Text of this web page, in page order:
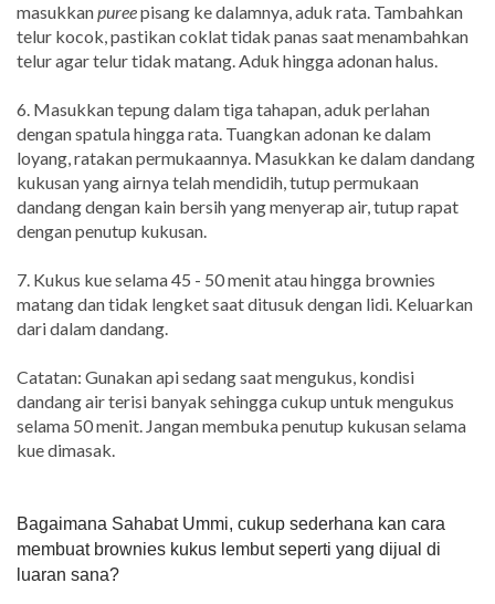
masukkanpureepisang ke dalamnya, aduk rata. Tambahkan
telur kocok, pastikan coklat tidak panas saat menambahkan
telur agar telur tidak matang. Aduk hingga adonan halus.
6. Masukkan tepung dalam tiga tahapan, aduk perlahan
dengan spatula hingga rata. Tuangkan adonan ke dalam
loyang, ratakan permukaannya. Masukkan ke dalam dandang
kukusan yang airnya telah mendidih, tutup permukaan
dandang dengan kain bersih yang menyerap air, tutup rapat
dengan penutup kukusan.
7. Kukus kue selama 45 - 50 menit atau hingga brownies
matang dan tidak lengket saat ditusuk dengan lidi. Keluarkan
dari dalam dandang.
Catatan: Gunakan api sedang saat mengukus, kondisi
dandang air terisi banyak sehingga cukup untuk mengukus
selama 50 menit. Jangan membuka penutup kukusan selama
kue dimasak.
Bagaimana Sahabat Ummi, cukup sederhana kan cara
membuat brownies kukus lembut seperti yang dijual di
luaran sana?